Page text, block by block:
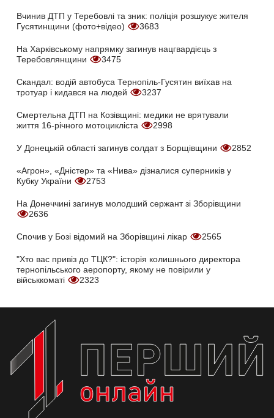
Вчинив ДТП у Теребовлі та зник: поліція розшукує жителя
Гусятинщини (фото+відео)
3683
На Харківському напрямку загинув нацгвардієць з
Теребовлянщини
3475
Скандал: водій автобуса Тернопіль-Гусятин виїхав на
тротуар і кидався на людей
3237
Смертельна ДТП на Козівщині: медики не врятували
життя 16-річного мотоцикліста
2998
У Донецькій області загинув солдат з Борщівщини 2852
«Агрон», «Дністер» та «Нива» дізналися суперників у
Кубку України
2753
На Донеччині загинув молодший сержант зі Зборівщини
2636
Спочив у Бозі відомий на Зборівщині лікар 2565
"Хто вас привіз до ТЦК?": історія колишнього директора
тернопільського аеропорту, якому не повірили у
військкоматі
2323